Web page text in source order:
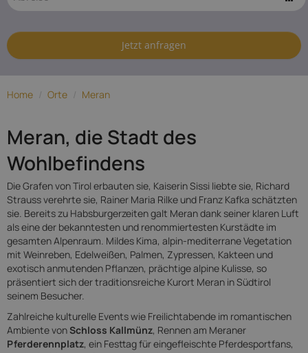
Hotels in
Meran Jetzt anfragen
Home / Orte / Meran
Meran, die Stadt des
Wohlbefindens
Die Grafen von Tirol erbauten sie, Kaiserin Sissi liebte sie, Richard
Strauss verehrte sie, Rainer Maria Rilke und Franz Kafka schätzten
sie. Bereits zu Habsburgerzeiten galt Meran dank seiner klaren Luft
als eine der bekanntesten und renommiertesten Kurstädte im
gesamten Alpenraum. Mildes Kima, alpin-mediterrane Vegetation
mit Weinreben, Edelweißen, Palmen, Zypressen, Kakteen und
exotisch anmutenden Pflanzen, prächtige alpine Kulisse, so
präsentiert sich der traditionsreiche Kurort Meran in Südtirol
seinem Besucher.
Zahlreiche kulturelle Events wie Freilichtabende im romantischen
Ambiente vonSchloss Kallmünz, Rennen am Meraner
Pferderennplatz, ein Festtag für eingefleischte Pferdesportfans,